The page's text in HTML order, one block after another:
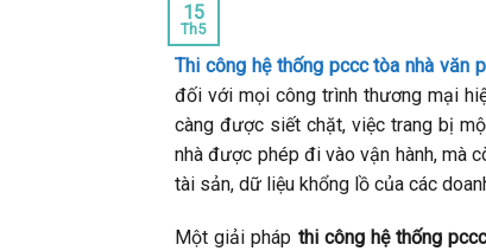
15
Th5
Thi công hệ thống pccc tòa nhà văn
đối với mọi công trình thương mại
càng được siết chặt, việc trang bị
nhà được phép đi vào vận hành, mà
tài sản, dữ liệu khổng lồ của các
Một giải pháp thi công hệ thống